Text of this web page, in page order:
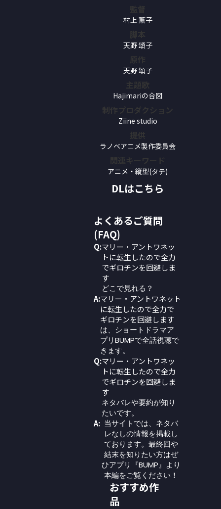
監督
村上 薫子
脚本
天野 頌子
原作
天野 頌子
主題歌
Hajimariの合図
制作プロダクション
Ziine studio
提供
ラノベアニメ製作委員会
関連キーワード
アニメ・縦型(タテ)
DLはこちら
よくあるご質問
(FAQ)
Q:マリー・アントワネッ
トに転生したので全力
でギロチンを回避しま
す
どこで見れる？
A:マリー・アントワネット
に転生したので全力で
ギロチンを回避します
は、ショートドラマア
プリBUMPで全話視聴で
きます。
Q:マリー・アントワネッ
トに転生したので全力
でギロチンを回避しま
す
ネタバレや要約が知り
たいです。
A: 当サイトでは、ネタバ
レなしの情報を掲載し
ております。最終回や
結末を知りたい方はぜ
ひアプリ『BUMP』より
本編をご覧ください！
おすすめ作
品